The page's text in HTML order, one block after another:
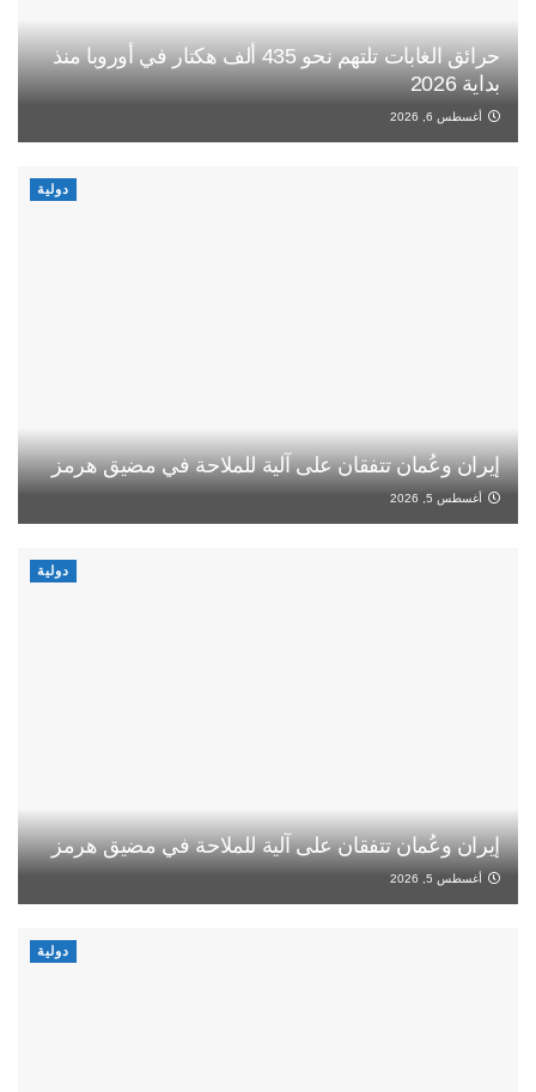
حرائق الغابات تلتهم نحو 435 ألف هكتار في أوروبا منذ
بداية 2026
أغسطس 6, 2026
دولية
إيران وعُمان تتفقان على آلية للملاحة في مضيق هرمز
أغسطس 5, 2026
دولية
إيران وعُمان تتفقان على آلية للملاحة في مضيق هرمز
أغسطس 5, 2026
دولية